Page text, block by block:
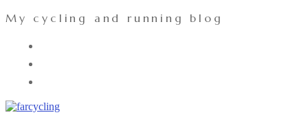
Zum
Inhalt
Menü
Schließen
My cycling and running blog